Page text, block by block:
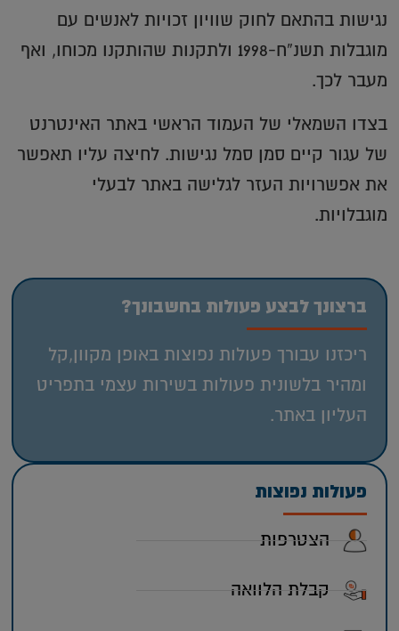
ברצונך לבצע פעולות בחשבונך?
ריכזנו עבורך פעולות נפוצות באופן מקוון,קל
ומהיר בלשונית פעולות בשירות עצמי בתפריט
העליון באתר.
פעולות נפוצות
הצטרפות
קבלת הלוואה
נגישות בהתאם לחוק שוויון זכויות לאנשים עם
מוגבלות תשנ”ח-1998 ולתקנות שהותקנו מכוחו, ואף
מעבר לכך.
בצדו השמאלי של העמוד הראשי באתר האינטרנט
של עגור קיים סמן סמל נגישות. לחיצה עליו תאפשר
את אפשרויות העזר לגלישה באתר לבעלי
מוגבלויות.